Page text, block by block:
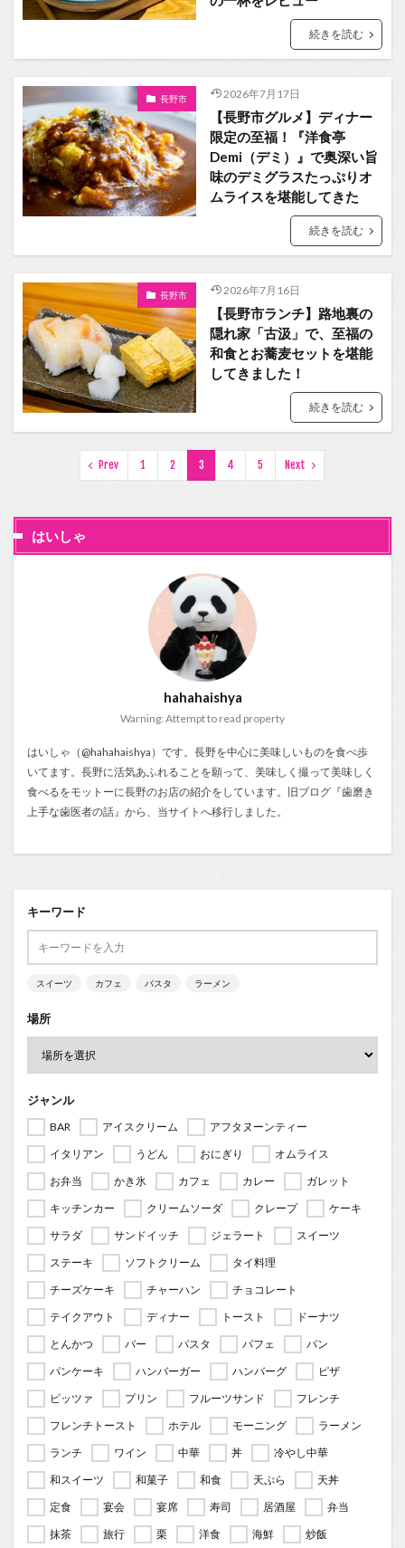
続きを読む
長野市 2026年7月17日
【長野市グルメ】ディナー
限定の至福！『洋食亭
Demi（デミ）』で奥深い旨
味のデミグラスたっぷりオ
ムライスを堪能してきた
続きを読む
長野市 2026年7月16日
【長野市ランチ】路地裏の
隠れ家「古汲」で、至福の
和食とお蕎麦セットを堪能
してきました！
続きを読む
Prev 1 2 3 4 5 Next
はいしゃ
hahahaishya
Warning: Attempt to read property
はいしゃ（@hahahaishya）です。長野を中心に美味しいものを食べ歩
いてます。長野に活気あふれることを願って、美味しく撮って美味しく
食べるをモットーに長野のお店の紹介をしています。旧ブログ『歯磨き
上手な歯医者の話』から、当サイトへ移行しました。
キーワード
スイーツ カフェ パスタ ラーメン
場所
ジャンル
BAR アイスクリーム
アフタヌーンティー
イタリアン
うどん おにぎり
オムライス
お弁当
かき氷 カフェ カレー
ガレット
キッチンカー
クリームソーダ クレープ
ケーキ
サラダ
サンドイッチ ジェラート
スイーツ
ステーキ
ソフトクリーム
タイ料理
チーズケーキ
チャーハン
チョコレート
テイクアウト
ディナー トースト
ドーナツ
とんかつ
バー パスタ パフェ
パン
パンケーキ
ハンバーガー ハンバーグ
ピザ
ピッツァ
プリン フルーツサンド
フレンチ
フレンチトースト
ホテル モーニング
ラーメン
ランチ
ワイン 中華 丼
冷やし中華
和スイーツ
和菓子 和食 天ぷら
天丼
定食
宴会 宴席 寿司 居酒屋
弁当
抹茶
旅行 栗 洋食 海鮮 炒飯